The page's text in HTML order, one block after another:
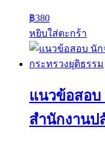
฿380
หยิบใส่ตะกร้า
แนวข้อสอบ
สำนักงานป